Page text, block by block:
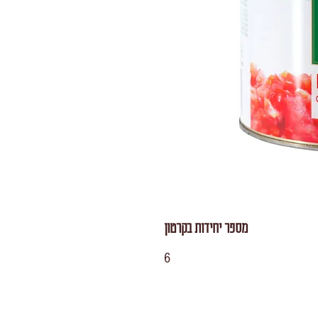
מספר יחידות בקרטון
6